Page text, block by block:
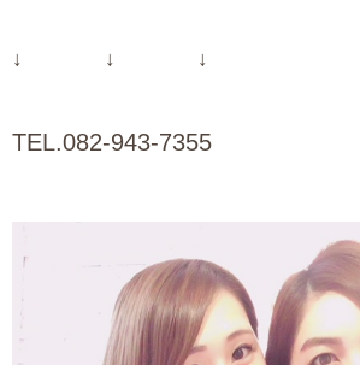
↓ ↓ ↓
TEL.082-943-7355